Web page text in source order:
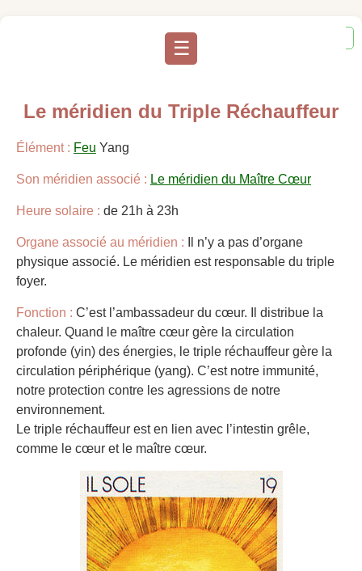
☰
Le méridien du Triple Réchauffeur
Élément : Feu Yang
Son méridien associé : Le méridien du Maître Cœur
Heure solaire : de 21h à 23h
Organe associé au méridien : Il n’y a pas d’organe
physique associé. Le méridien est responsable du triple
foyer.
Fonction : C’est l’ambassadeur du cœur. Il distribue la
chaleur. Quand le maître cœur gère la circulation
profonde (yin) des énergies, le triple réchauffeur gère la
circulation périphérique (yang). C’est notre immunité,
notre protection contre les agressions de notre
environnement.
Le triple réchauffeur est en lien avec l’intestin grêle,
comme le cœur et le maître cœur.